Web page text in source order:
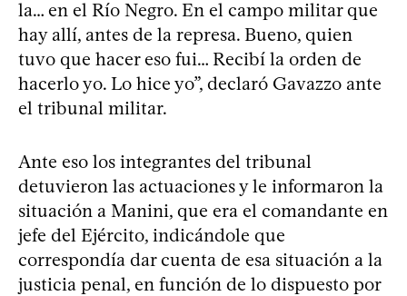
la… en el Río Negro. En el campo militar que
hay allí, antes de la represa. Bueno, quien
tuvo que hacer eso fui… Recibí la orden de
hacerlo yo. Lo hice yo”, declaró Gavazzo ante
el tribunal militar.
Ante eso los integrantes del tribunal
detuvieron las actuaciones y le informaron la
situación a Manini, que era el comandante en
jefe del Ejército, indicándole que
correspondía dar cuenta de esa situación a la
justicia penal, en función de lo dispuesto por